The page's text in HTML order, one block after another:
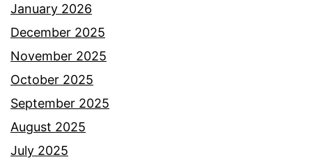
January 2026
December 2025
November 2025
October 2025
September 2025
August 2025
July 2025